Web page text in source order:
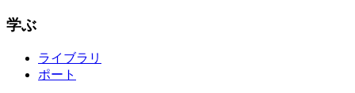
学ぶ
ライブラリ
ポート